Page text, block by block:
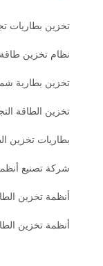
تخزين بطاريات
نظام تخزين
تخزين بطارية
تخزين الطاقة
بطاريات تخزين
شركة تصنيع
أنظمة تخزين
أنظمة تخزين